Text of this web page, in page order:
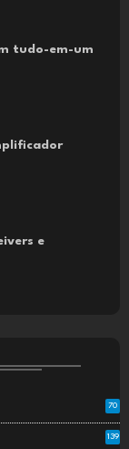
tudo-em-um
e
70
139